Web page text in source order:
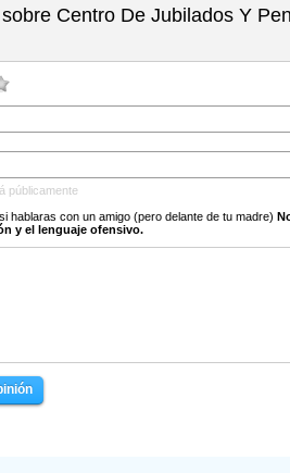
Centro Mutual De ...
A Elías 280
Josefina Zubizarr...
Centro De Jubilados Y
públicamente
hablaras con un amigo (pero delante de tu madre) No
y el lenguaje ofensivo.